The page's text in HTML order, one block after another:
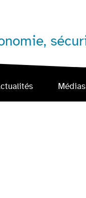
Médias